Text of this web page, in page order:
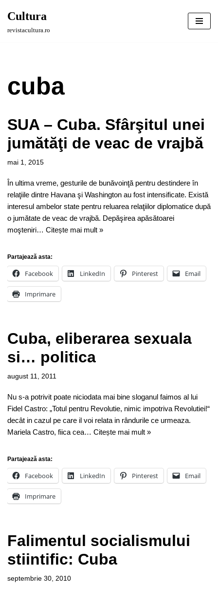
Sari
Cultura
revistacultura.ro
cuba
SUA – Cuba. Sfârşitul unei
jumătăţi de veac de vrajbă
mai 1, 2015
În ultima vreme, gesturile de bunăvoinţă pentru destindere în
relaţiile dintre Havana şi Washington au fost intensificate. Există
interesul ambelor state pentru reluarea relaţiilor diplomatice după
o jumătate de veac de vrajbă. Depăşirea apăsătoarei
moşteniri… Citește mai mult »
Partajează asta:
Facebook LinkedIn Pinterest Email
Imprimare
Cuba, eliberarea sexuala
si… politica
august 11, 2011
Nu s-a potrivit poate niciodata mai bine sloganul faimos al lui
Fidel Castro: „Totul pentru Revolutie, nimic impotriva Revolutiei!“
decât in cazul pe care il voi relata in rândurile ce urmeaza.
Mariela Castro, fiica cea… Citește mai mult »
Partajează asta:
Facebook LinkedIn Pinterest Email
Imprimare
Falimentul socialismului
stiintific: Cuba
septembrie 30, 2010